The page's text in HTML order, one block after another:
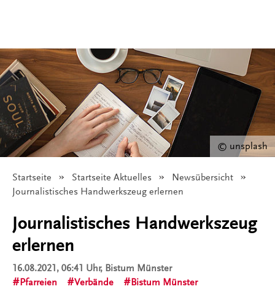
© unsplash
Startseite Startseite Aktuelles
Newsübersicht
Angezeigt:
Journalistisches Handwerkszeug erlernen
Journalistisches Handwerkszeug
erlernen
16.08.2021, 06:41 Uhr, Bistum Münster
Pfarreien
Verbände Bistum Münster